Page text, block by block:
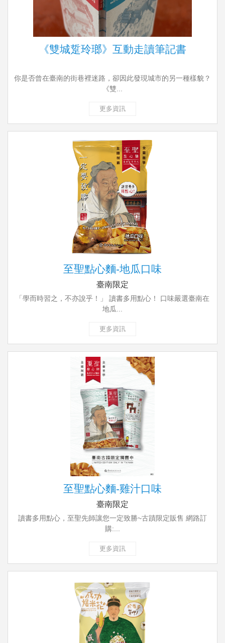
《雙城踅玲瑯》互動走讀筆記書
你是否曾在臺南的街巷裡迷路，卻因此發現城市的另一種樣貌？
《雙...
更多資訊
至聖點心麵-地瓜口味
臺南限定
「學而時習之，不亦說乎！」 讀書多用點心！ 口味嚴選臺南在
地瓜...
更多資訊
至聖點心麵-雞汁口味
臺南限定
讀書多用點心，至聖先師讓您一定致勝~古蹟限定販售 網路訂
購:...
更多資訊